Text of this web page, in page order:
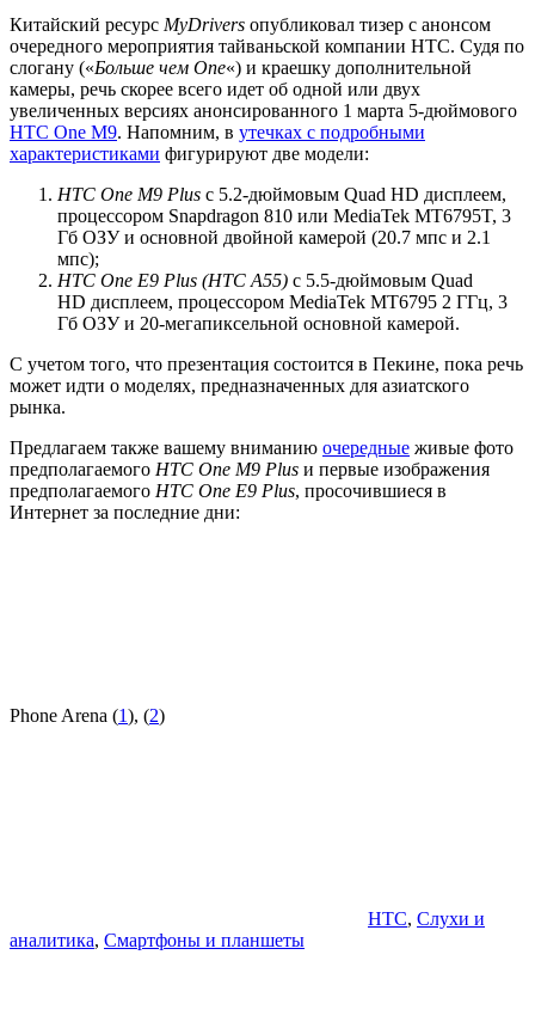
Китайский ресурс MyDrivers опубликовал тизер с анонсом
очередного мероприятия тайваньской компании HTC. Судя по
слогану («Больше чем One«) и краешку дополнительной
камеры, речь скорее всего идет об одной или двух
увеличенных версиях анонсированного 1 марта 5-дюймового
HTC One M9. Напомним, в утечках с подробными
характеристиками фигурируют две модели:
HTC One M9 Plus с 5.2-дюймовым Quad HD дисплеем,
процессором Snapdragon 810 или MediaTek MT6795T, 3
Гб ОЗУ и основной двойной камерой (20.7 мпс и 2.1
мпс);
HTC One E9 Plus (HTC A55) с 5.5-дюймовым Quad
HD дисплеем, процессором MediaTek MT6795 2 ГГц, 3
Гб ОЗУ и 20-мегапиксельной основной камерой.
С учетом того, что презентация состоится в Пекине, пока речь
может идти о моделях, предназначенных для азиатского
рынка.
Предлагаем также вашему вниманию очередные живые фото
предполагаемого HTC One M9 Plus и первые изображения
предполагаемого HTC One E9 Plus, просочившиеся в
Интернет за последние дни:
Phone Arena (1), (2)
HTC, Слухи и
аналитика, Смартфоны и планшеты